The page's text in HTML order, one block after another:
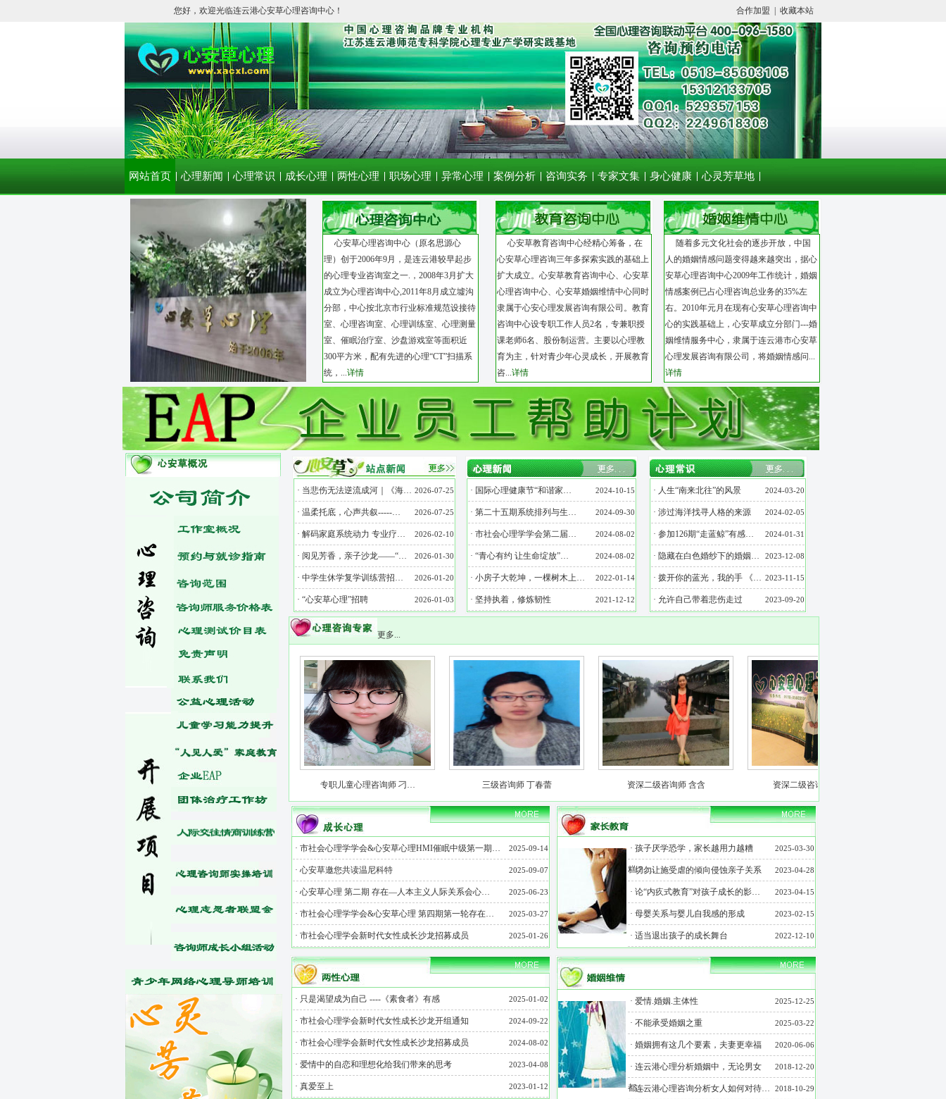
您好，欢迎光临连云港心安草心理咨询中心！ 合作加盟 收藏本站
网站首页 心理新闻 心理常识 成长心理 两性心理 职场心理 异常心理 案例分析 咨询实务 专家文集 身心健康 心灵芳草地
心安草心理咨询中心（原名思源心
理）创于2006年9月，是连云港较早起步
的心理专业咨询室之一.，2008年3月扩大
成立为心理咨询中心,2011年8月成立墟沟
分部，中心按北京市行业标准规范设接待
室、心理咨询室、心理训练室、心理测量
室、催眠治疗室、沙盘游戏室等面积近
300平方米，配有先进的心理“CT”扫描系
统，...详情
心安草教育咨询中心经精心筹备，在
心安草心理咨询三年多探索实践的基础上
扩大成立。心安草教育咨询中心、心安草
心理咨询中心、心安草婚姻维情中心同时
隶属于心安心理发展咨询有限公司。教育
咨询中心设专职工作人员2名，专兼职授
课老师6名、股份制运营。主要以心理教
育为主，针对青少年心灵成长，开展教育
咨...详情
随着多元文化社会的逐步开放，中国
人的婚姻情感问题变得越来越突出，据心
安草心理咨询中心2009年工作统计，婚姻
情感案例已占心理咨询总业务的35%左
右。2010年元月在现有心安草心理咨询中
心的实践基础上，心安草成立分部门---婚
姻维情服务中心，隶属于连云港市心安草
心理发展咨询有限公司，将婚姻情感问...
详情
2026-07-25
· 当悲伤无法逆流成河｜《海…
2026-07-25
· 温柔托底，心声共叙-----…
2026-02-10
· 解码家庭系统动力 专业疗…
2026-01-30
· 阅见芳香，亲子沙龙——“…
2026-01-20
· 中学生休学复学训练营招…
2026-01-03
· “心安草心理”招聘
2024-10-15
· 国际心理健康节“和谐家…
2024-09-30
· 第二十五期系统排列与生…
2024-08-02
· 市社会心理学学会第二届…
2024-08-02
· “青心有约 让生命绽放”…
2022-01-14
· 小房子大乾坤，一棵树木上…
2021-12-12
· 坚持执着，修炼韧性
2024-03-20
· 人生“南来北往”的风景
2024-02-05
· 涉过海洋找寻人格的来源
2024-01-31
· 参加126期“走蓝鲸”有感…
2023-12-08
· 隐藏在白色婚纱下的婚姻…
2023-11-15
· 拨开你的蓝光，我的手 《…
2023-09-20
· 允许自己带着悲伤走过
更多...
专职儿童心理咨询师 刁… 三级咨询师 丁春蕾 资深二级咨询师 含含 资深二级咨询师尹季平
2025-09-14
· 市社会心理学学会&心安草心理HMI催眠中级第一期…
2025-09-07
· 心安草邀您共读温尼科特
2025-06-23
· 心安草心理 第二期 存在—人本主义人际关系会心…
2025-03-27
· 市社会心理学学会&心安草心理 第四期第一轮存在…
2025-01-26
· 市社会心理学会新时代女性成长沙龙招募成员
2025-03-30
· 孩子厌学恐学，家长越用力越糟
糕？… 2023-04-28
·切勿让施受虐的倾向侵蚀亲子关系
2023-04-15
· 论“内疚式教育”对孩子成长的影…
2023-02-15
· 母婴关系与婴儿自我感的形成
2022-12-10
· 适当退出孩子的成长舞台
2025-01-02
· 只是渴望成为自己 ----《素食者》有感
2024-09-22
· 市社会心理学会新时代女性成长沙龙开组通知
2024-08-02
· 市社会心理学会新时代女性成长沙龙招募成员
2023-04-08
· 爱情中的自恋和理想化给我们带来的思考
2023-01-12
· 真爱至上
2025-12-25
· 爱情.婚姻.主体性
2025-03-22
· 不能承受婚姻之重
2020-06-06
· 婚姻拥有这几个要素，夫妻更幸福
2018-12-20
· 连云港心理分析婚姻中，无论男女
都… 2018-10-29
·连云港心理咨询分析女人如何对待…